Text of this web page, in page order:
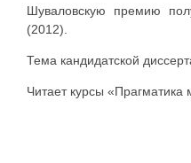
Шуваловскую премию
(2012).
Тема кандидатской
Читает курсы «Прагматика